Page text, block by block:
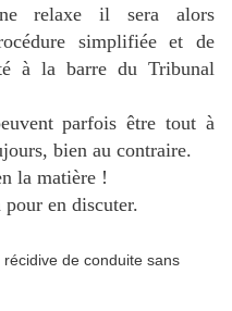
relaxe il sera alors
simplifiée et de
à la barre du Tribunal
parfois être tout à
bien au contraire.
la matière !
en discuter.